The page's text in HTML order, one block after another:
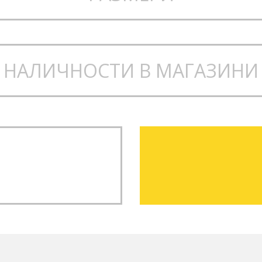
сцепление върху
и ефективно движение
каране и ежедневно
стабилност и
подчертава
скейтборд?
НАЛИЧНОСТИ В МАГАЗИНИ